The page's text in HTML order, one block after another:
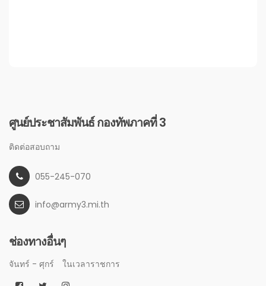
ศูนย์ประชาสัมพันธ์ กองทัพภาคที่ 3
ติดต่อสอบถาม
055-245-070
info@army3.mi.th
ช่องทางอื่นๆ
จันทร์ - ศุกร์ ในเวลาราชการ